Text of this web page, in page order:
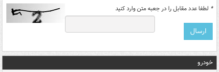
* لطفا عدد مقابل را در جعبه متن وارد کنید
خودرو